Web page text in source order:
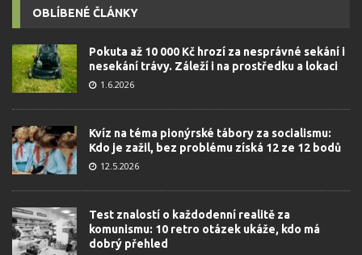
OBLÍBENÉ ČLÁNKY
Pokuta až 10 000 Kč hrozí za nesprávné sekání i
nesekání trávy. Záleží i na prostředku a lokaci
1.6.2026
Kvíz na téma pionýrské tábory za socialismu:
Kdo je zažil, bez problému získá 12 ze 12 bodů
12.5.2026
Test znalostí o každodenní realitě za
komunismu: 10 retro otázek ukáže, kdo má
dobrý přehled